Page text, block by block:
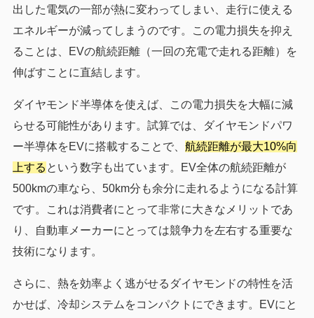
出した電気の一部が熱に変わってしまい、走行に使える
エネルギーが減ってしまうのです。この電力損失を抑え
ることは、EVの航続距離（一回の充電で走れる距離）を
伸ばすことに直結します。
ダイヤモンド半導体を使えば、この電力損失を大幅に減
らせる可能性があります。試算では、ダイヤモンドパワ
ー半導体をEVに搭載することで、 航続距離が最大10%向
上する という数字も出ています。EV全体の航続距離が
500kmの車なら、50km分も余分に走れるようになる計算
です。これは消費者にとって非常に大きなメリットであ
り、自動車メーカーにとっては競争力を左右する重要な
技術になります。
さらに、熱を効率よく逃がせるダイヤモンドの特性を活
かせば、冷却システムをコンパクトにできます。EVにと